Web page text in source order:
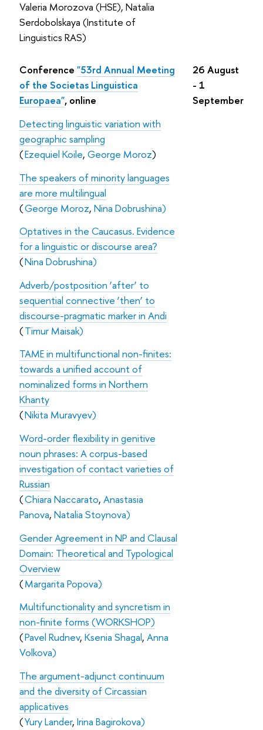
Valeria Morozova (HSE), Natalia
Serdobolskaya (Institute of
Linguistics RAS)
Conference "53rd Annual Meeting
of the Societas Linguistica
Europaea", online
Detecting linguistic variation with
geographic sampling
(Ezequiel Koile, George Moroz)
The speakers of minority languages
are more multilingual
(George Moroz, Nina Dobrushina)
Optatives in the Caucasus. Evidence
for a linguistic or discourse area?
(Nina Dobrushina)
Adverb/postposition ‘after’ to
sequential connective ‘then’ to
discourse-pragmatic marker in Andi
(Timur Maisak)
TAME in multifunctional non-finites:
towards a unified account of
nominalized forms in Northern
Khanty
(Nikita Muravyev)
Word-order flexibility in genitive
noun phrases: A corpus-based
investigation of contact varieties of
Russian
(Chiara Naccarato, Anastasia
Panova, Natalia Stoynova)
Gender Agreement in NP and Clausal
Domain: Theoretical and Typological
Overview
(Margarita Popova)
Multifunctionality and syncretism in
non-finite forms (WORKSHOP)
(Pavel Rudnev, Ksenia Shagal, Anna
Volkova)
The argument-adjunct continuum
and the diversity of Circassian
applicatives
(Yury Lander, Irina Bagirokova)
26 August
- 1
September